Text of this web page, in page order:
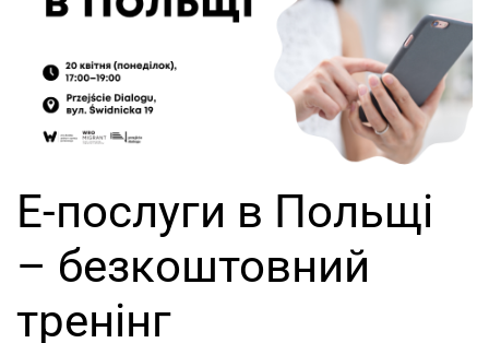
Е-послуги в Польщі
– безкоштовний
тренінг